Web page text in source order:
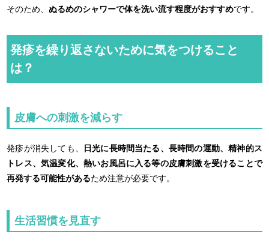
そのため、ぬるめのシャワーで体を洗い流す程度がおすすめです。
発疹を繰り返さないために気をつけること
は？
皮膚への刺激を減らす
発疹が消失しても、
日光に長時間当たる、長時間の運動、精神的ス
トレス、気温変化、熱いお風呂に入る等の皮膚刺激を受けることで
再発する可能性があるため注意が必要です。
生活習慣を見直す